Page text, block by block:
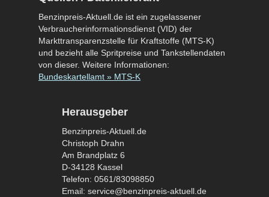
Benzinpreis-Aktuell.de ist ein zugelassener
Verbraucherinformationsdienst (VID) der
Markttransparenzstelle für Kraftstoffe (MTS-K)
und bezieht alle Spritpreise und Tankstellendaten
von dieser. Weitere Informationen:
Bundeskartellamt » MTS-K
Herausgeber
Benzinpreis-Aktuell.de
Christoph Drahn
Am Brandplatz 6
D-34128 Kassel
Telefon: 0561/83098850
Email: service@benzinpreis-aktuell.de